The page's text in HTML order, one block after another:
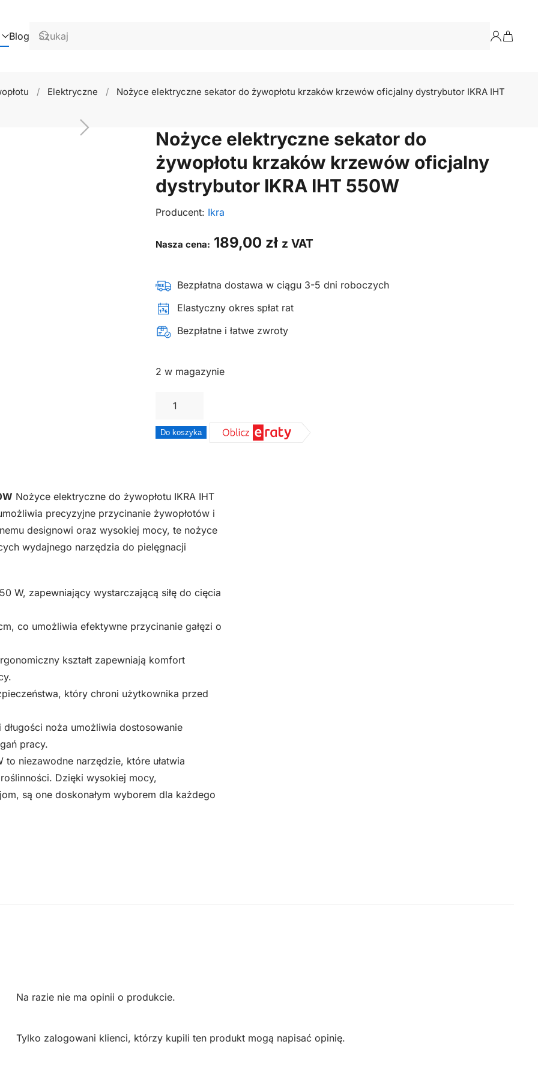
Blog
Elektryczne Nożyce elektryczne sekator do żywopłotu krzaków krzewów oficjalny dystrybutor IKRA IHT
Nożyce elektryczne sekator do
żywopłotu krzaków krzewów oficjalny
dystrybutor IKRA IHT 550W
Producent: Ikra
Nasza cena: 189,00 zł z VAT
Bezpłatna dostawa w ciągu 3-5 dni roboczych
Elastyczny okres spłat rat
Bezpłatne i łatwe zwroty
2 w magazynie
ilość
elektryczne
krzaków
krzewów
oficjalny
dystrybutor
550W
Do koszyka
Nożyce elektryczne do żywopłotu IKRA IHT
precyzyjne przycinanie żywopłotów i
designowi oraz wysokiej mocy, te nożyce
wydajnego narzędzia do pielęgnacji
W, zapewniający wystarczającą siłę do cięcia
co umożliwia efektywne przycinanie gałęzi o
kształt zapewniają komfort
który chroni użytkownika przed
noża umożliwia dostosowanie
pracy.
niezawodne narzędzie, które ułatwia
Dzięki wysokiej mocy,
są one doskonałym wyborem dla każdego
Na razie nie ma opinii o produkcie.
Tylko zalogowani klienci, którzy kupili ten produkt mogą napisać opinię.